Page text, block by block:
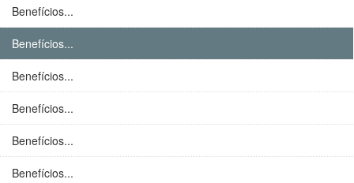
Benefícios...
Benefícios...
Benefícios...
Benefícios...
Benefícios...
Benefícios...